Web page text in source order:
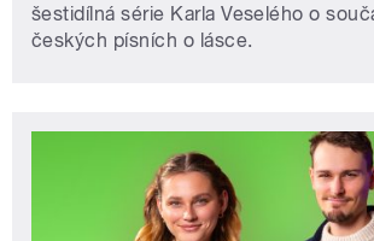
šestidílná série Karla Veselého o
českých písních o lásce.